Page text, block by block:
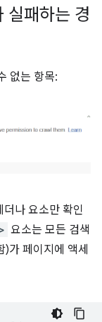
패하는 경
없는 항목:
나 요소만 확인
요소는 모든 검색
가 페이지에 액세